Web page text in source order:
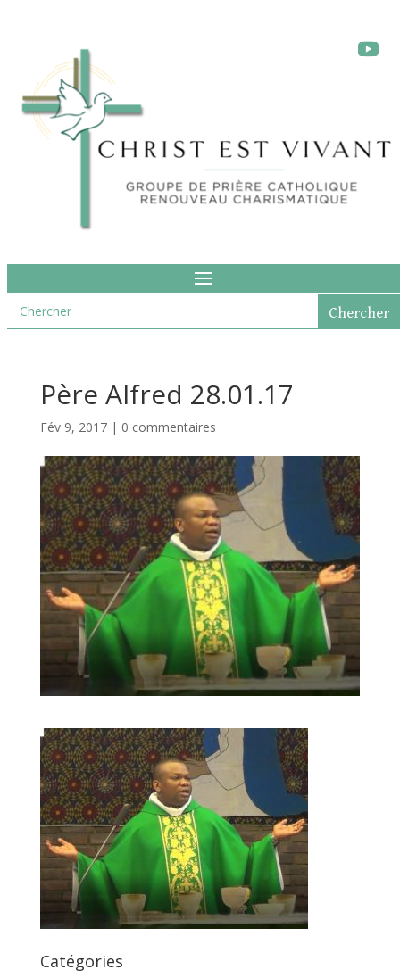
Père Alfred 28.01.17
Fév 9, 2017| 0 commentaires
Catégories